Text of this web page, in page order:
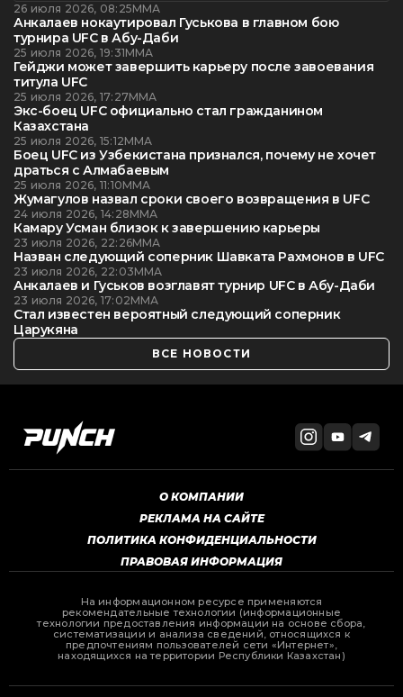
26 июля 2026, 08:25ММА
Анкалаев нокаутировал Гуськова в главном бою
турнира UFC в Абу-Даби
25 июля 2026, 19:31ММА
Гейджи может завершить карьеру после завоевания
титула UFC
25 июля 2026, 17:27ММА
Экс-боец UFC официально стал гражданином
Казахстана
25 июля 2026, 15:12ММА
Боец UFC из Узбекистана признался, почему не хочет
драться с Алмабаевым
25 июля 2026, 11:10ММА
Жумагулов назвал сроки своего возвращения в UFC
24 июля 2026, 14:28ММА
Камару Усман близок к завершению карьеры
23 июля 2026, 22:26ММА
Назван следующий соперник Шавката Рахмонов в UFC
23 июля 2026, 22:03ММА
Анкалаев и Гуськов возглавят турнир UFC в Абу-Даби
23 июля 2026, 17:02ММА
Стал известен вероятный следующий соперник
Царукяна
ВСЕ НОВОСТИ
О КОМПАНИИ
РЕКЛАМА НА САЙТЕ
ПОЛИТИКА КОНФИДЕНЦИАЛЬНОСТИ
ПРАВОВАЯ ИНФОРМАЦИЯ
На информационном ресурсе применяются
рекомендательные технологии (информационные
технологии предоставления информации на основе сбора,
систематизации и анализа сведений, относящихся к
предпочтениям пользователей сети «Интернет»,
находящихся на территории Республики Казахстан)